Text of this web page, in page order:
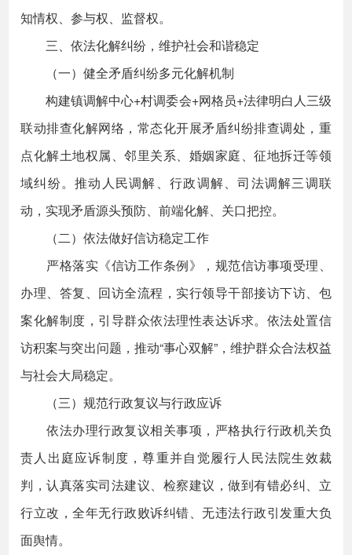
知情权、参与权、监督权。
三、依法化解纠纷，维护社会和谐稳定
（一）健全矛盾纠纷多元化解机制
构建镇调解中心+村调委会+网格员+法律明白人三级
联动排查化解网络，常态化开展矛盾纠纷排查调处，重
点化解土地权属、邻里关系、婚姻家庭、征地拆迁等领
域纠纷。推动人民调解、行政调解、司法调解三调联
动，实现矛盾源头预防、前端化解、关口把控。
（二）依法做好信访稳定工作
严格落实《信访工作条例》，规范信访事项受理、
办理、答复、回访全流程，实行领导干部接访下访、包
案化解制度，引导群众依法理性表达诉求。依法处置信
访积案与突出问题，推动“事心双解”，维护群众合法权益
与社会大局稳定。
（三）规范行政复议与行政应诉
依法办理行政复议相关事项，严格执行行政机关负
责人出庭应诉制度，尊重并自觉履行人民法院生效裁
判，认真落实司法建议、检察建议，做到有错必纠、立
行立改，全年无行政败诉纠错、无违法行政引发重大负
面舆情。